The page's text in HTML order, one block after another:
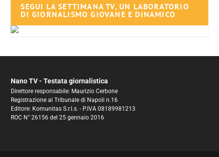
SEGUI LA SETTIMANA TV, UN LABORATORIO
DI GIORNALISMO GIOVANE E DINAMICO
Nano TV - Testata giornalistica
Direttore responsabile: Maurizio Cerbone
Registrazione al Tribunale di Napoli n.16
Editore: Komunitas S.r.l.s. - P.IVA 08189981213
ROC N° 26156 del 25 gennaio 2016